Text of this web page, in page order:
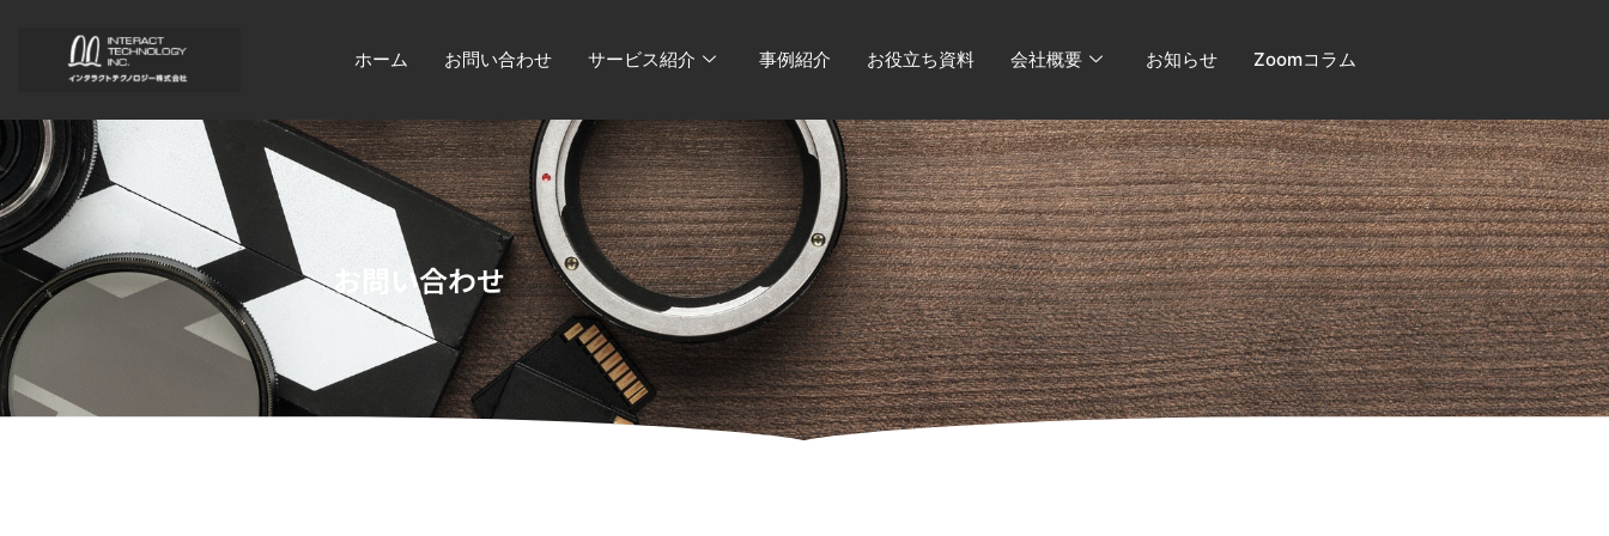
ホーム お問い合わせ サービス紹介 事例紹介 お役立ち資料 会社概要 お知らせ Zoomコラム
お問い合わせ